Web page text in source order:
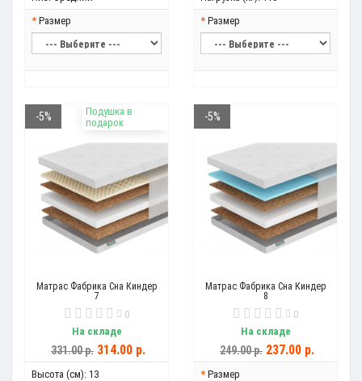
Размер
Размер
Подушка в
подарок
-5%
Матрас Фабрика Сна Киндер
7
0
На складе
331.00 р. 314.00 р.
Высота (см): 13
-5%
Матрас Фабрика Сна Киндер
8
0
На складе
249.00 р. 237.00 р.
Размер